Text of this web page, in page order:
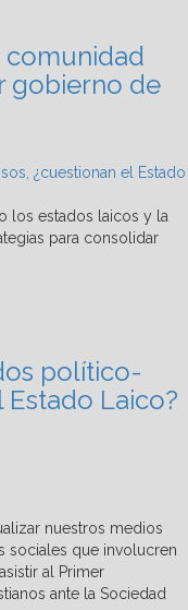
comunidad
gobierno de
¿cuestionan el Estado
político-
Laico?